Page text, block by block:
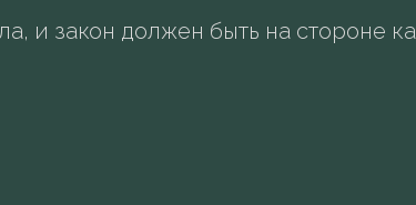
и закон должен быть на стороне